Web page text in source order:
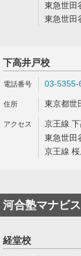
東急世田
東急世田
下高井戸校
03-5355-
東京都世
京王線
東急世田
京王線
河合塾マナビス
経堂校